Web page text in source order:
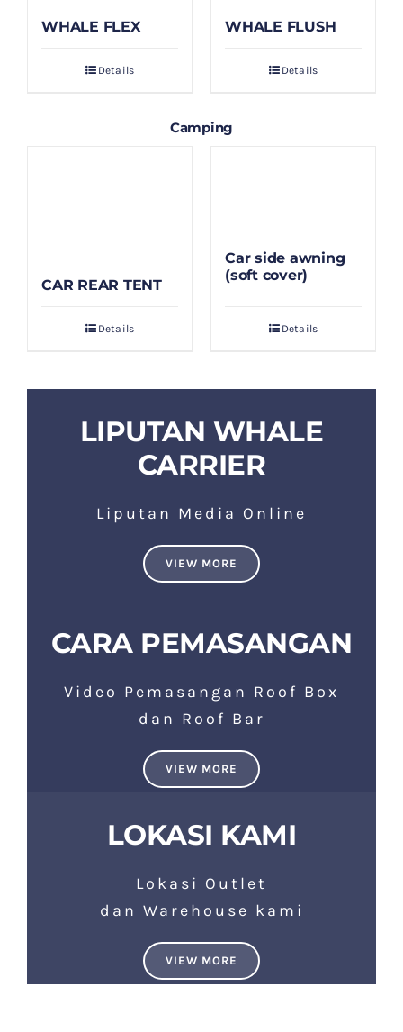
WHALE FLEX
Details
WHALE FLUSH
Details
Camping
CAR REAR TENT
Details
Car side awning
(soft cover)
Details
LIPUTAN WHALE
CARRIER
Liputan Media Online
VIEW MORE
CARA PEMASANGAN
Video Pemasangan Roof Box
dan Roof Bar
VIEW MORE
LOKASI KAMI
Lokasi Outlet
dan Warehouse kami
VIEW MORE